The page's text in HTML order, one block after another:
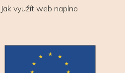
Jak využít web naplno